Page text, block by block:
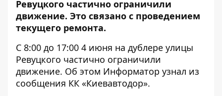
Ревуцкого частично ограничили
движение. Это связано с проведением
текущего ремонта.
С 8:00 до 17:00 4 июня на дублере улицы
Ревуцкого частично ограничили
движение. Об этом Информатор узнал из
сообщения КК «Киевавтодор».